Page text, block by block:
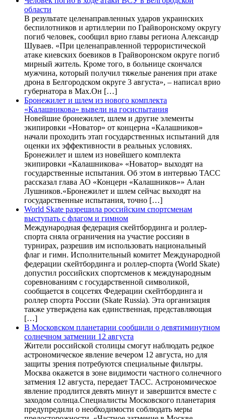
области
В результате целенаправленных ударов украинских
беспилотников и артиллерии по Грайворонскому округу
погиб человек, сообщил врио главы региона Александр
Шуваев. «При целенаправленной террористической
атаке киевских боевиков в Грайворонском округе погиб
мирный житель. Кроме того, в больнице скончался
мужчина, который получил тяжелые ранения при атаке
дрона в Белгородском округе 3 августа», – написал врио
губернатора в Max.Он […]
Бронежилет и шлем из нового комплекта
«Калашникова» вывели на госиспытания
Новейшие бронежилет, шлем и другие элементы
экипировки «Новатор» от концерна «Калашников»
начали проходить этап государственных испытаний для
оценки их эффективности в реальных условиях.
Бронежилет и шлем из новейшего комплекта
экипировки «Калашникова» «Новатор» выходят на
государственные испытания. Об этом в интервью ТАСС
рассказал глава АО «Концерн «Калашников»» Алан
Лушников.«Бронежилет и шлем сейчас выходят на
государственные испытания, точно […]
World Skate разрешила российским спортсменам
выступать с флагом и гимном
Международная федерация скейтбординга и роллер-
спорта сняла ограничения на участие россиян в
турнирах, разрешив им использовать национальный
флаг и гимн. Исполнительный комитет Международной
федерации скейтбординга и роллер-спорта (World Skate)
допустил российских спортсменов к международным
соревнованиям с государственной символикой,
сообщается в соцсетях Федерации скейтбординга и
роллер спорта России (Skate Russia). Эта организация
также утверждена как единственная, представляющая
[…]
В Московском планетарии сообщили о девятиминутном
солнечном затмении 12 августа
Жители российской столицы смогут наблюдать редкое
астрономическое явление вечером 12 августа, но для
защиты зрения потребуются специальные фильтры.
Москва окажется в зоне видимости частного солнечного
затмения 12 августа, передает ТАСС. Астрономическое
явление продлится девять минут и завершится вместе с
заходом солнца.Специалисты Московского планетария
предупредили о необходимости соблюдать меры